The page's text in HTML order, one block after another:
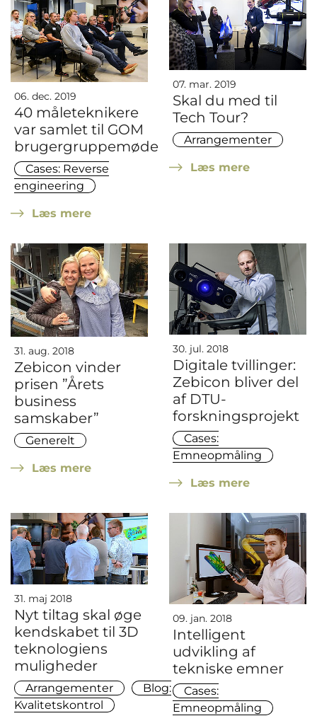
06. dec. 2019
40 måleteknikere
var samlet til GOM
brugergruppemøde
Cases: Reverse
engineering
Læs mere
07. mar. 2019
Skal du med til
Tech Tour?
Arrangementer
Læs mere
31. aug. 2018
Zebicon vinder
prisen ”Årets
business
samskaber”
Generelt
Læs mere
30. jul. 2018
Digitale tvillinger:
Zebicon bliver del
af DTU-
forskningsprojekt
Cases:
Emneopmåling
Læs mere
31. maj 2018
Nyt tiltag skal øge
kendskabet til 3D
teknologiens
muligheder
Arrangementer
Blog:
Kvalitetskontrol
09. jan. 2018
Intelligent
udvikling af
tekniske emner
Cases:
Emneopmåling